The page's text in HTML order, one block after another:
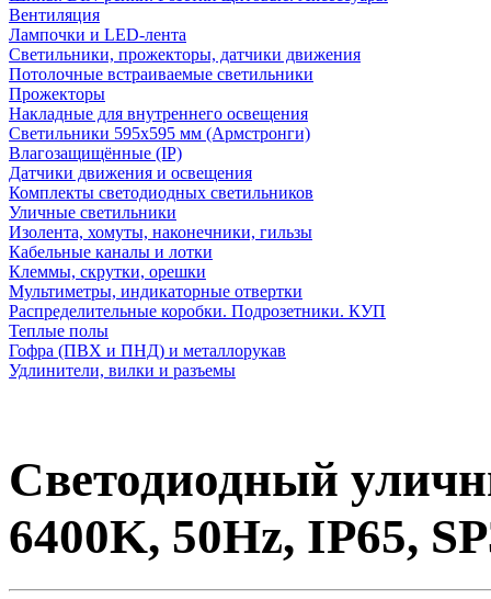
Вентиляция
Лампочки и LED-лента
Светильники, прожекторы, датчики движения
Потолочные встраиваемые светильники
Прожекторы
Накладные для внутреннего освещения
Светильники 595х595 мм (Армстронги)
Влагозащищённые (IP)
Датчики движения и освещения
Комплекты светодиодных светильников
Уличные светильники
Изолента, хомуты, наконечники, гильзы
Кабельные каналы и лотки
Клеммы, скрутки, орешки
Мультиметры, индикаторные отвертки
Распределительные коробки. Подрозетники. КУП
Теплые полы
Гофра (ПВХ и ПНД) и металлорукав
Удлинители, вилки и разъемы
Светодиодный
6400K, 50Hz, IP65,